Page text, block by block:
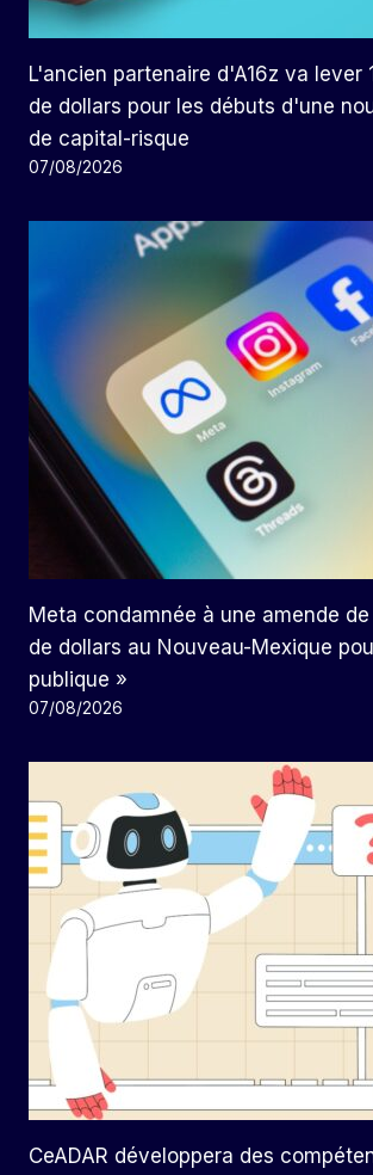
L'ancien partenaire d'A16z va lever
de dollars pour les débuts d'une
de capital-risque
07/08/2026
Meta condamnée à une amende
de dollars au Nouveau-Mexique
publique »
07/08/2026
CeADAR développera des